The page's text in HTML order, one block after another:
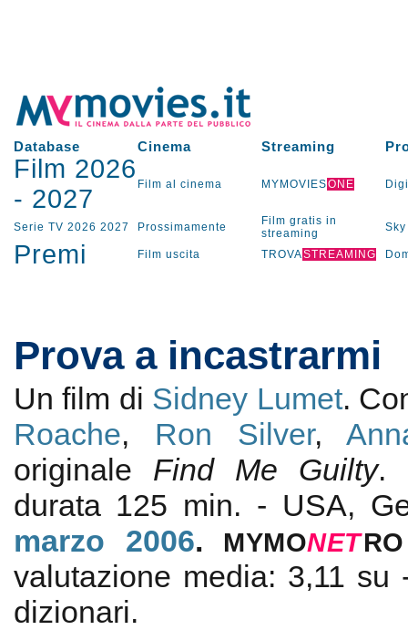
Database Cinema Streaming
Film 2026
- 2027 Film al cinema MYMOVIESONE
Serie TV 2026 2027 Prossimamente
Film gratis in
streaming
Sky
Premi Film uscita TROVASTREAMING
Prova a incastrarmi
Un film di Sidney Lumet.
Roache, Ron Silver,
originale Find Me Guilty.
durata 125 min. - USA,
marzo 2006. MYMONETRO
valutazione media: 3,11 su
dizionari.